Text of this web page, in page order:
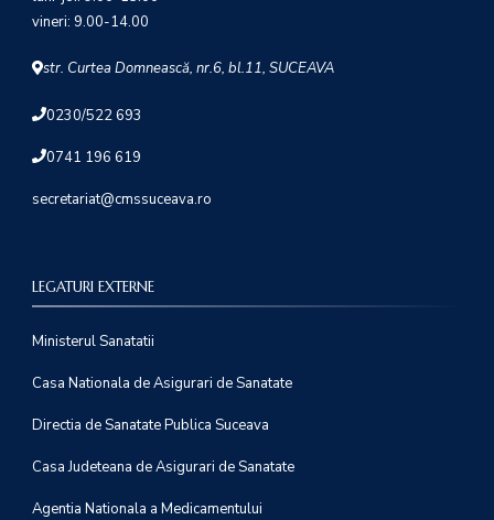
vineri: 9.00-14.00
str. Curtea Domnească, nr.6, bl.11, SUCEAVA
0230/522 693
0741 196 619
secretariat@cmssuceava.ro
LEGATURI EXTERNE
Ministerul Sanatatii
Casa Nationala de Asigurari de Sanatate
Directia de Sanatate Publica Suceava
Casa Judeteana de Asigurari de Sanatate
Agentia Nationala a Medicamentului